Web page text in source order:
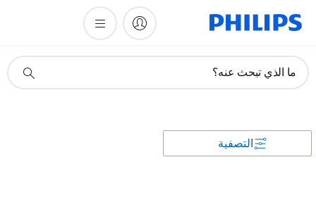
دعم
ما الذي تبحث عنه؟
التصفية